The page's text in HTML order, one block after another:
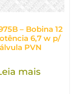
– Bobina 12
6,7 w p/
PVN
mais